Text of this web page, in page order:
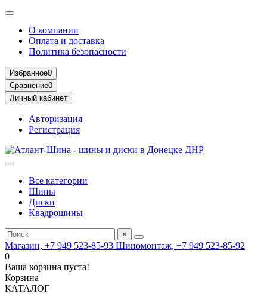
О компании
Оплата и доставка
Политика безопасности
Избранное0
Сравнение0
Личный кабинет
Авторизация
Регистрация
Все категории
Шины
Диски
Квадрошины
×
Магазин, +7 949 523-85-93 Шиномонтаж, +7 949 523-85-92
0
Ваша корзина пуста!
Корзина
КАТАЛОГ